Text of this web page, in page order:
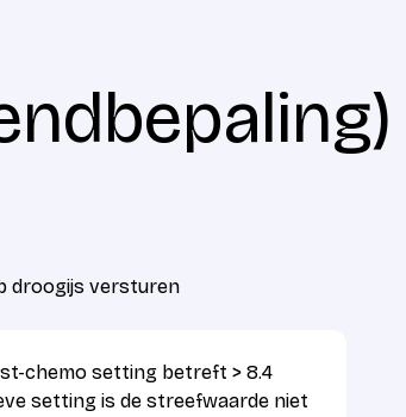
droogijs versturen
chemo setting betreft > 8.4
setting is de streefwaarde niet